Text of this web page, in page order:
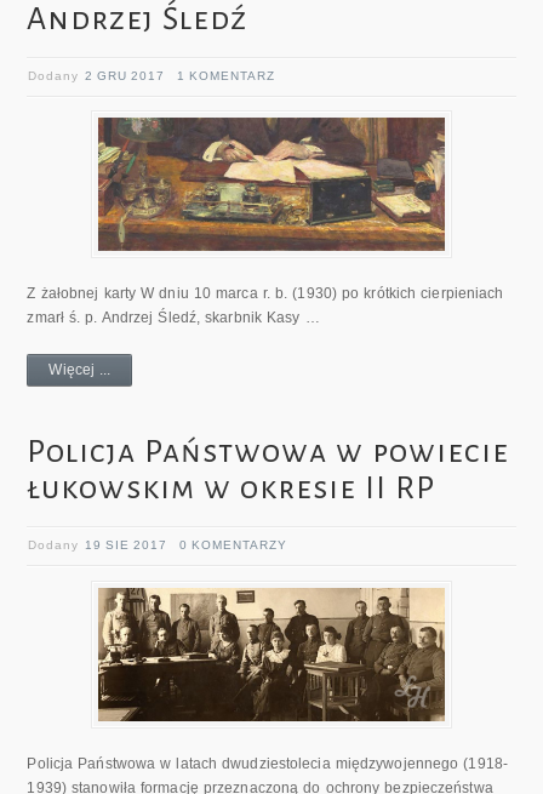
Andrzej Śledź
Dodany2 GRU 2017 1 KOMENTARZ
Z żałobnej karty W dniu 10 marca r. b. (1930) po krótkich cierpieniach
zmarł ś. p. Andrzej Śledź, skarbnik Kasy …
Więcej ...
Policja Państwowa w powiecie
łukowskim w okresie II RP
Dodany 19 SIE 2017 0 KOMENTARZY
Policja Państwowa w latach dwudziestolecia międzywojennego (1918-
1939) stanowiła formację przeznaczoną do ochrony bezpieczeństwa